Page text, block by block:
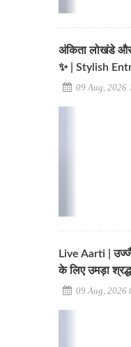
अंकिता लोखंडे और
✨ | Stylish
09 Aug, 2026
Live Aarti |
के लिए उमड़ा
09 Aug, 2026